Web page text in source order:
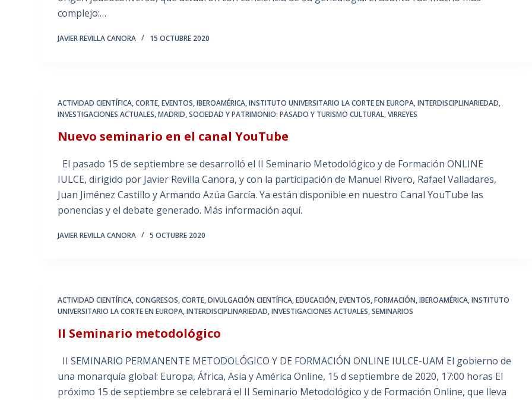
complejo:…
JAVIER REVILLA CANORA 15 OCTUBRE 2020
ACTIVIDAD CIENTÍFICA,CORTE,EVENTOS,IBEROAMÉRICA,INSTITUTO UNIVERSITARIO LA CORTE EN EUROPA,INTERDISCIPLINARIEDAD,
INVESTIGACIONES ACTUALES,MADRID, SOCIEDAD Y PATRIMONIO: PASADO Y TURISMO CULTURAL,VIRREYES
Nuevo seminario en el canal YouTube
El pasado 15 de septiembre se desarrolló el II Seminario Metodológico y de Formación ONLINE
IULCE, dirigido por Javier Revilla Canora, y con la participación de Manuel Rivero, Rafael Valladares,
Juan Jiménez Castillo y Armando Azúa García. Ya están disponible en nuestro Canal YouTube las
ponencias y el debate generado. Más información aquí.
JAVIER REVILLA CANORA 5 OCTUBRE 2020
ACTIVIDAD CIENTÍFICA,CONGRESOS,CORTE,DIVULGACIÓN CIENTÍFICA,EDUCACIÓN,EVENTOS,FORMACIÓN,IBEROAMÉRICA,INSTITUTO
UNIVERSITARIO LA CORTE EN EUROPA,INTERDISCIPLINARIEDAD,INVESTIGACIONES ACTUALES,SEMINARIOS
II Seminario metodológico
II SEMINARIO PERMANENTE METODOLÓGICO Y DE FORMACIÓN ONLINE IULCE-UAM El gobierno de
una monarquía global: Europa, África, Asia y América Online, 15 d septiembre de 2020, 17:00 horas El
próximo 15 de septiembre se celebrará el II Seminario Metodológico y de Formación Online, que lleva